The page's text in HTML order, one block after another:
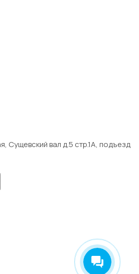
Сущевский вал д.5 стр.1А, подъезд